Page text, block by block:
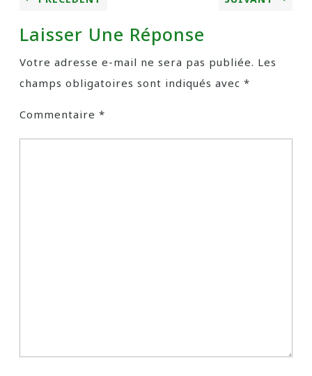
Laisser Une Réponse
Votre adresse e-mail ne sera pas publiée. Les
champs obligatoires sont indiqués avec *
Commentaire *